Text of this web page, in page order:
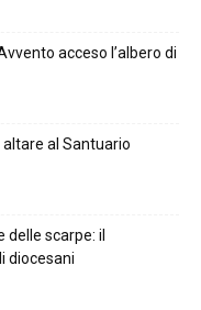
acceso l’albero di
altare al Santuario
delle scarpe: il
diocesani